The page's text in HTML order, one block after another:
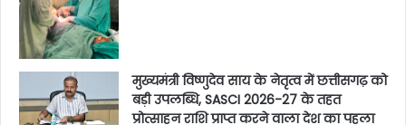
मुख्यमंत्री विष्णुदेव साय के नेतृत्व में छत्तीसगढ़ को
बड़ी उपलब्धि, SASCI 2026-27 के तहत
प्रोत्साहन राशि प्राप्त करने वाला देश का पहला